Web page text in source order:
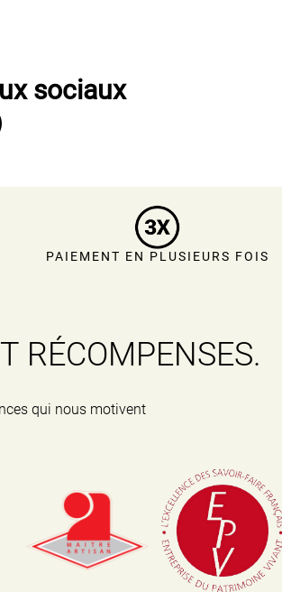
sociaux
PAIEMENT EN PLUSIEURS FOIS
RÉCOMPENSES.
qui nous motivent